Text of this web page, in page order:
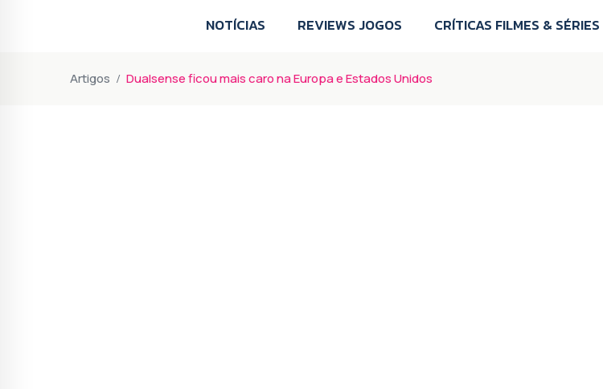
NOTÍCIAS REVIEWS JOGOS CRÍTICAS FILMES & SÉRIES
Artigos Dualsense ficou mais caro na Europa e Estados Unidos